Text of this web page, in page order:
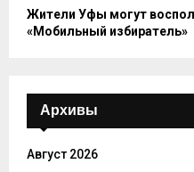
Жители Уфы могут
«Мобильный избиратель»
Архивы
Август 2026